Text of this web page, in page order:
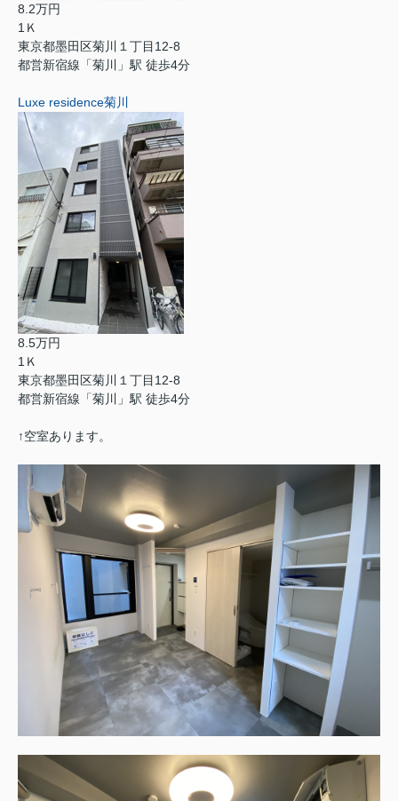
8.2万円
1Ｋ
東京都墨田区菊川１丁目12-8
都営新宿線「菊川」駅 徒歩4分
Luxe residence菊川
8.5万円
1Ｋ
東京都墨田区菊川１丁目12-8
都営新宿線「菊川」駅 徒歩4分
↑空室あります。